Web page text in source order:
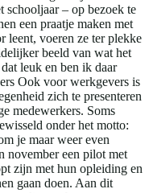
schooljaar – op bezoek te
een praatje maken met
leent, voeren ze ter plekke
beeld van wat het
leuk en ben ik daar
Ook voor werkgevers is
zich te presenteren
medewerkers. Soms
onder het motto:
je maar weer even
een pilot met
zijn met hun opleiding en
gaan doen. Aan dit